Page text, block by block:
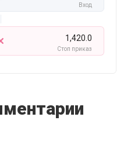
Вход
1,420.0
Стоп приказ